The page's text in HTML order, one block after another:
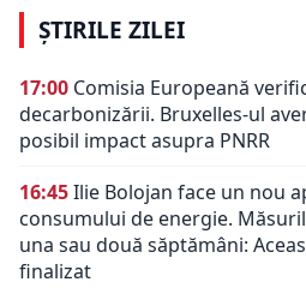
ȘTIRILE ZILEI
17:00 Comisia Europeană
decarbonizării. Bruxelles-ul
posibil impact asupra PNRR
16:45Ilie Bolojan face un nou
consumului de energie.
una sau două săptămâni:
finalizat